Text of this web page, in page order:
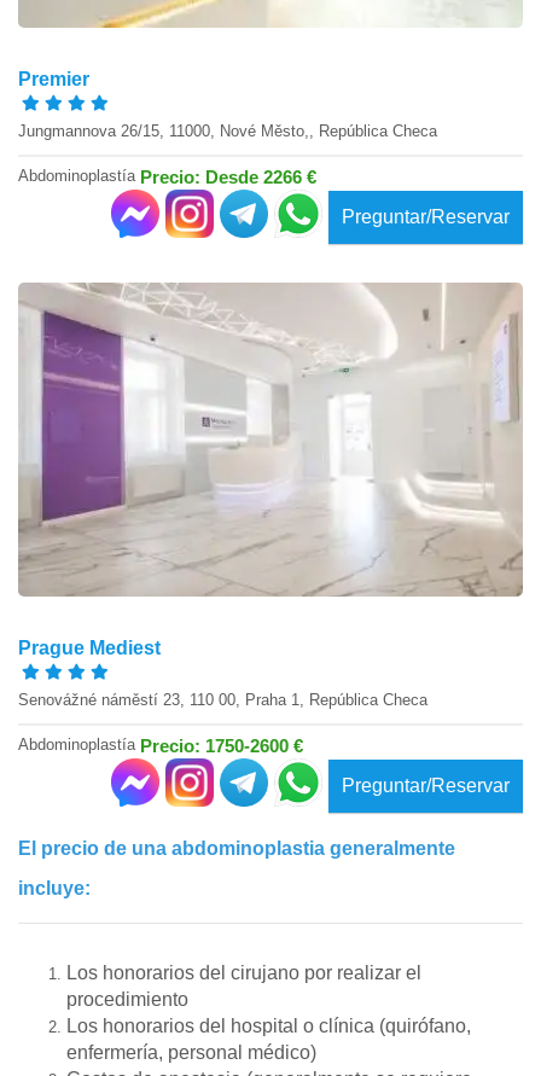
Premier
Jungmannova 26/15, 11000, Nové Město,, República Checa
Abdominoplastía Precio: Desde 2266 €
Preguntar/Reservar
Prague Mediest
Senovážné náměstí 23, 110 00, Praha 1, República Checa
Abdominoplastía Precio: 1750-2600 €
Preguntar/Reservar
El precio de una abdominoplastia generalmente
incluye:
Los honorarios del cirujano por realizar el
procedimiento
Los honorarios del hospital o clínica (quirófano,
enfermería, personal médico)